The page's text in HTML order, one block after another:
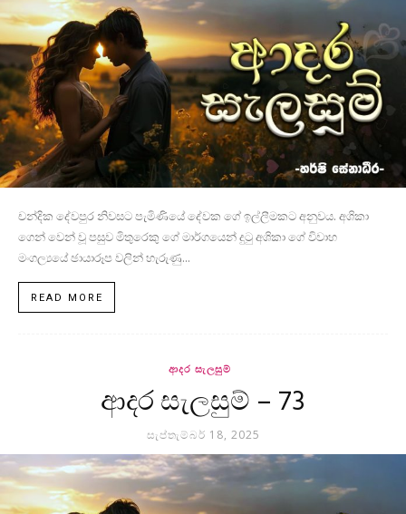
චන්දික දේවපුර නිවසට පැමිණියේ දේවක ගේ ඉල්ලීමකට අනුවය. අශිකා
ගෙන් වෙන් වූ පසුව මිතුරෙකු ගේ මාර්ගයෙන් දුටු අශිකා ගේ විවාහ
මංගල්‍යයේ ඡායාරූප වලින් හැරුණු...
READ MORE
ආදර සැලසුම්
ආදර සැලසුම් – 73
සැප්තැම්බර් 18, 2025